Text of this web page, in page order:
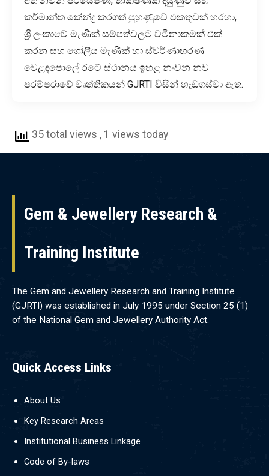
කර්මාන්ත කේන්ද්‍ර කරගත් පුහුණුවේ එකතුවක් හරහා,
ශ්‍රී ලංකාවේ මැණික් සම්පත්වලට වටිනාකමක් එක්
කරන සහ ගෝලීය මැණික් හා ස්වර්ණාභරණ
වෙළඳපොලේ රටේ ස්ථානය ඉහළ නංවන නව
පරම්පරාවේ වෘත්තිකයන් GJRTI විසින් හැඩගස්වා ඇත.
35 total views , 1 views today
Gem & Jewellery Research &
Training Institute
The Gem and Jewellery Research and Training Institute
(GJRTI) was established in July 1995 under Section 25 (1)
of the National Gem and Jewellery Authority Act.
Quick Access Links
About Us
Key Research Areas
Institutional Business Linkage
Code of By-laws